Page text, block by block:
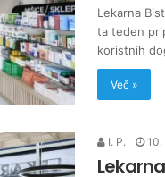
Lekarna
ta teden
koristnih
Več »
I. P. 10.